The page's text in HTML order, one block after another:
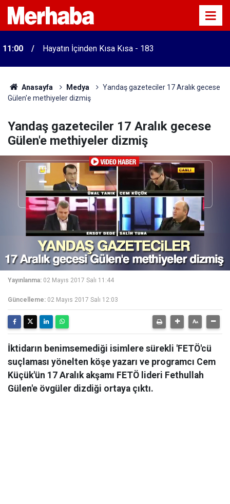
11:00 Hayatın İçinden Kısa Kısa - 183
Anasayfa Medya
Yandaş gazeteciler 17 Aralık gecese
Gülen'e methiyeler dizmiş
Yandaş gazeteciler 17 Aralık gecese
Gülen'e methiyeler dizmiş
Yayınlanma: 02 Mayıs 2017 Salı 11:44
Güncelleme: 02 Mayıs 2017 Salı 12:03
İktidarın benimsemediği isimlere sürekli 'FETÖ'cü
suçlaması yönelten köşe yazarı ve programcı Cem
Küçük'ün 17 Aralık akşamı FETÖ lideri Fethullah
Gülen'e övgüler dizdiği ortaya çıktı.